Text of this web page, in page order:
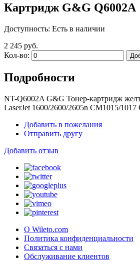
Картридж G&G Q6002A
Доступность: Есть в наличии
2 245 руб.
Кол-во:
Подробности
NT-Q6002A G&G Тонер-картридж
LaserJet 1600/2600/2605n CM1015/
Добавить в пожелания
Отправить другу
Добавить отзыв
О Wileto.com
Политика конфиденциальности
Связаться с нами
Обслуживание клиентов